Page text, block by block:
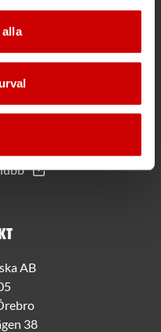
app
AB
38